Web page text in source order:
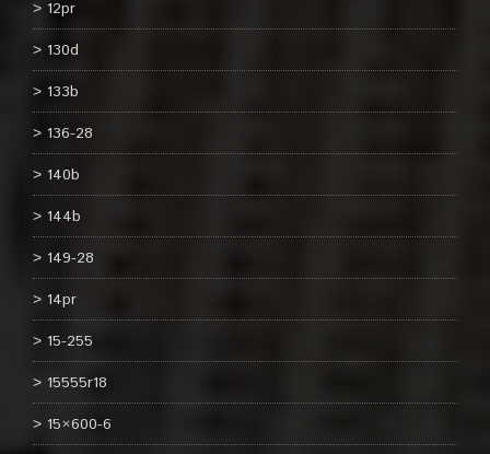
12pr
130d
133b
136-28
140b
144b
149-28
14pr
15-255
15555r18
15×600-6